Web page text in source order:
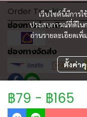
฿79 - ฿165
เว็บไซต์นี้มีการ
ประสบการณ์ที่ดีใน
อ่านรายละเอียดเพิ่
ตั้งค่า
Order Tracking
ช่องทางชำระเงิน
ช่องทางจัดส่ง
Copyright 2024 |